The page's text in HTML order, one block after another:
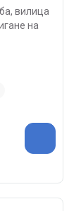
вилица
на